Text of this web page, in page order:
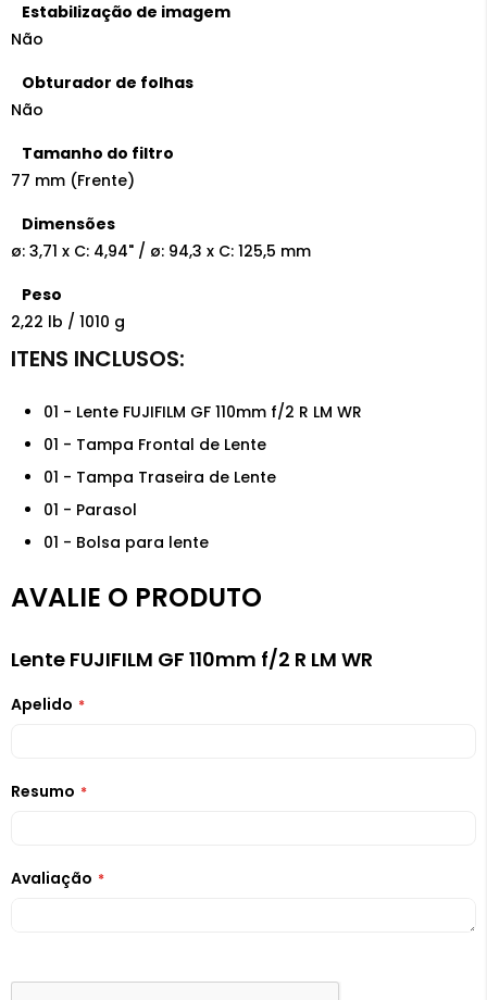
Estabilização de imagem
Não
Obturador de folhas
Não
Tamanho do filtro
77 mm (Frente)
Dimensões
ø: 3,71 x C: 4,94" / ø: 94,3 x C: 125,5 mm
Peso
2,22 lb / 1010 g
01 - Lente FUJIFILM GF 110mm f/2 R LM WR
01 - Tampa Frontal de Lente
01 - Tampa Traseira de Lente
01 - Parasol
01 - Bolsa para lente
AVALIE O PRODUTO
Lente FUJIFILM GF 110mm f/2 R LM WR
Apelido
Resumo
Avaliação